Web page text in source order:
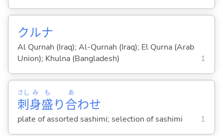
クルナ
Al Qurnah (Iraq); Al-Qurnah (Iraq); El Qurna (Arab
Union); Khulna (Bangladesh)
1
刺
さし
身
み
盛
も
り合
あ
わせ
plate of assorted sashimi; selection of sashimi 1